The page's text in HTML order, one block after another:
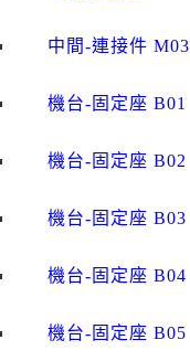
中間-連接件 M03
機台-固定座 B01
機台-固定座 B02
機台-固定座 B03
機台-固定座 B04
機台-固定座 B05